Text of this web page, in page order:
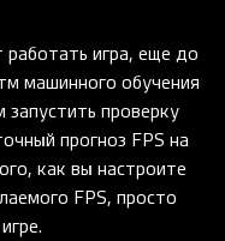
игра, еще до
машинного обучения
запустить проверку
прогноз FPS на
как вы настроите
FPS, просто